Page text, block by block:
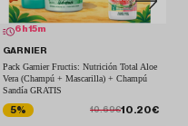
6 h15m
GARNIER
Pack Garnier Fructis: Nutrición Total Aloe
Vera (Champú + Mascarilla) + Champú
Sandía GRATIS
5%
10.69€10.20€